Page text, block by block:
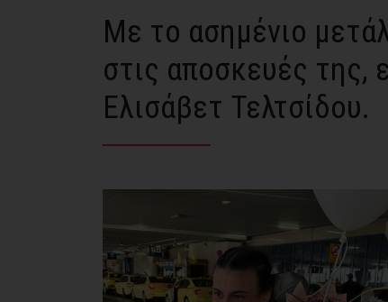
Με το ασημένιο
στις αποσκευές της,
Ελισάβετ Τελτσίδου.